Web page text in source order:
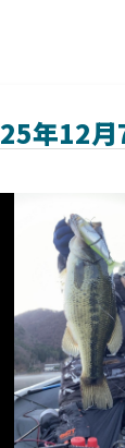
年12月